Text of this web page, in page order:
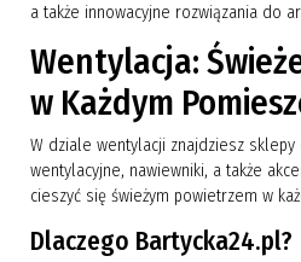
a także innowacyjne rozwiązania do
Wentylacja:
w Każdym
W dziale wentylacji znajdziesz
wentylacyjne, nawiewniki, a także
cieszyć się świeżym powietrzem w
Dlaczego Bartycka24.pl?